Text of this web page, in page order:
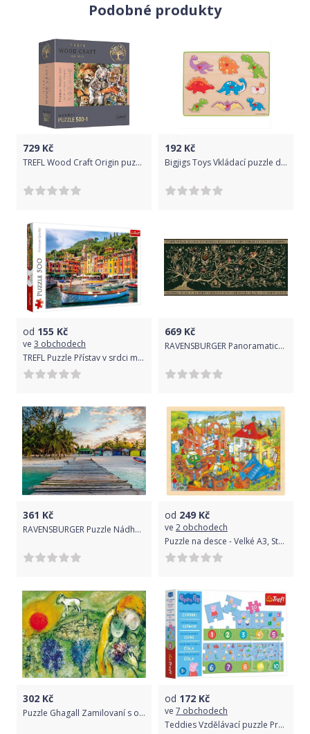
Podobné produkty
729 Kč
TREFL Wood Craft Origin puzzle Divoké kočky v džungli 501 dílků
192 Kč
Bigjigs Toys Vkládací puzzle dinosauři
od 155 Kč
ve 3 obchodech
TREFL Puzzle Přístav v srdci města 500 dílků
669 Kč
RAVENSBURGER Panoramatické puzzle Harry Potter: Rodokmen 2000 dílků
361 Kč
RAVENSBURGER Puzzle Nádherné ostrovy: Maledivy 1000 dílků
od 249 Kč
ve 2 obchodech
Puzzle na desce - Velké A3, Staveniště, 96ks (Goki)
302 Kč
Puzzle Ghagall Zamilovaní s ovečkou (Zlatá edice)
od 172 Kč
ve 7 obchodech
Teddies Vzdělávací puzzle Prasátko Peppa, čísla, 20 dílků